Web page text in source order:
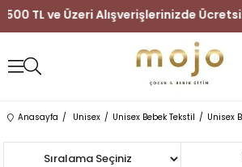
🚚 1.500 TL ve Üzeri Alışverişlerinizde
Anasayfa Unisex Unisex Bebek Tekstil Unisex
Sıralama